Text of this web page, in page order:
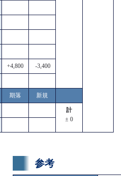
+4,800 -3,400
期落 新規
計
± 0
参考